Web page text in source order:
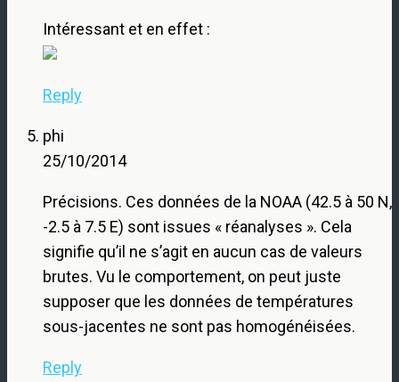
Intéressant et en effet :
Reply
phi
25/10/2014
Précisions. Ces données de la NOAA (42.5 à 50 N,
-2.5 à 7.5 E) sont issues « réanalyses ». Cela
signifie qu’il ne s’agit en aucun cas de valeurs
brutes. Vu le comportement, on peut juste
supposer que les données de températures
sous-jacentes ne sont pas homogénéisées.
Reply